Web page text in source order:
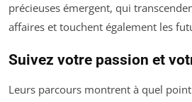
précieuses émergent, qui
affaires et touchent également les
Suivez votre passion et
Leurs parcours montrent à quel